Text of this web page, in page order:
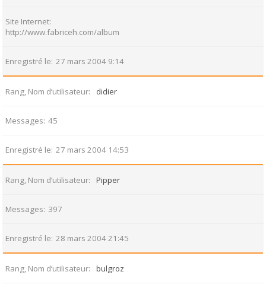
Site Internet
http://www.fabriceh.com/album
Enregistré le 27 mars 2004 9:14
Rang, Nom d’utilisateur didier
Messages 45
Enregistré le 27 mars 2004 14:53
Rang, Nom d’utilisateur Pipper
Messages 397
Enregistré le 28 mars 2004 21:45
Rang, Nom d’utilisateur bulgroz